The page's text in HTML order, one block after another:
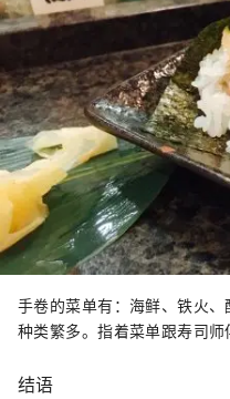
手卷的菜单有：海鲜、铁火
种类繁多。指着菜单跟寿司师
结语